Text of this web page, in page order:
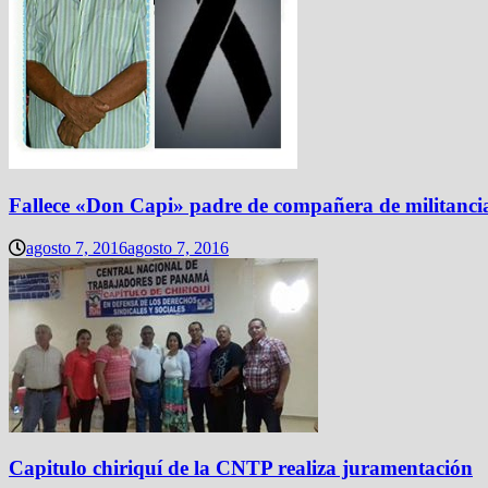
Fallece «Don Capi» padre de compañera de
agosto 7, 2016agosto 7, 2016
Capitulo chiriquí de la CNTP realiza juramentación